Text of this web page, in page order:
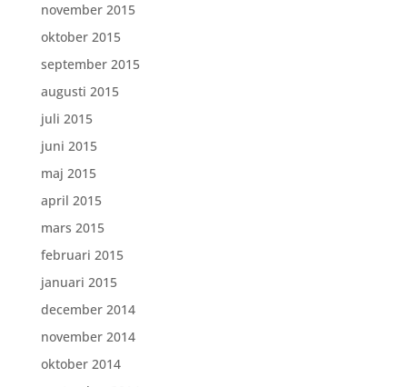
november 2015
oktober 2015
september 2015
augusti 2015
juli 2015
juni 2015
maj 2015
april 2015
mars 2015
februari 2015
januari 2015
december 2014
november 2014
oktober 2014